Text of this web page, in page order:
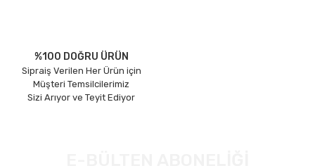
%100 DOĞRU ÜRÜN
Sipraiş Verilen Her Ürün için
Müşteri Temsilcilerimiz
Sizi Arıyor ve Teyit Ediyor